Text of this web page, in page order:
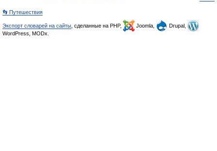
👣 Путешествия
Экспорт словарей на сайты , сделанные на PHP, Joomla,
Drupal,
WordPress, MODx.